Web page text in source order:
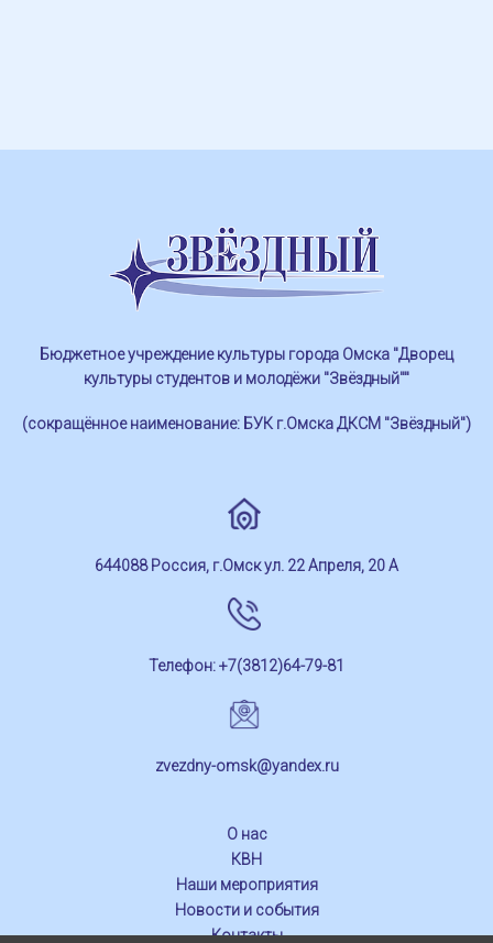
Бюджетное учреждение культуры города Омска "Дворец
культуры студентов и молодёжи "Звёздный""
(сокращённое наименование: БУК г.Омска ДКСМ "Звёздный")
644088 Россия, г.Омск ул. 22 Апреля, 20 А
Телефон: +7(3812)64-79-81
zvezdny-omsk@yandex.ru
О нас
КВН
Наши мероприятия
Новости и события
Контакты